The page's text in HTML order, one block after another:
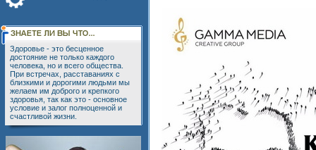
Здоровье - это бесценное
достояние не только каждого
человека, но и всего общества.
При встречах, расставаниях с
близкими и дорогими людьми мы
желаем им доброго и крепкого
здоровья, так как это - основное
условие и залог полноценной и
счастливой жизни.